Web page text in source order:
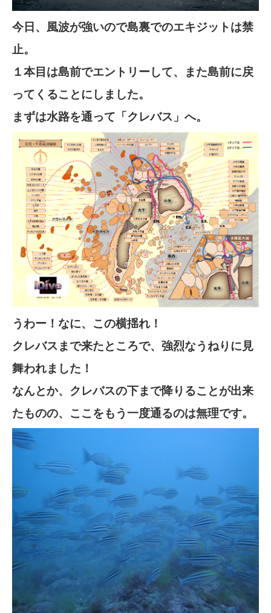
今日、風波が強いので島裏でのエキジットは禁
止。
１本目は島前でエントリーして、また島前に戻
ってくることにしました。
まずは水路を通って「クレバス」へ。
うわー！なに、この横揺れ！
クレバスまで来たところで、強烈なうねりに見
舞われました！
なんとか、クレバスの下まで降りることが出来
たものの、ここをもう一度通るのは無理です。